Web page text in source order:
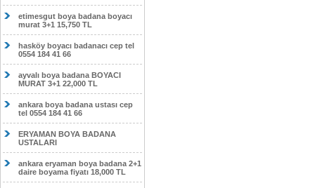
etimesgut boya badana boyacı
murat 3+1 15,750 TL
hasköy boyacı badanacı cep tel
0554 184 41 66
ayvalı boya badana BOYACI
MURAT 3+1 22,000 TL
ankara boya badana ustası cep
tel 0554 184 41 66
ERYAMAN BOYA BADANA
USTALARI
ankara eryaman boya badana 2+1
daire boyama fiyatı 18,000 TL